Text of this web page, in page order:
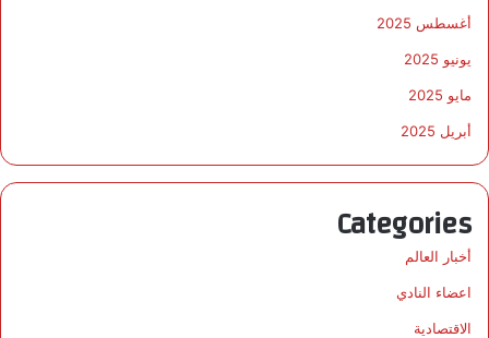
أغسطس 2025
يونيو 2025
مايو 2025
أبريل 2025
Categories
أخبار العالم
اعضاء النادي
الاقتصادية